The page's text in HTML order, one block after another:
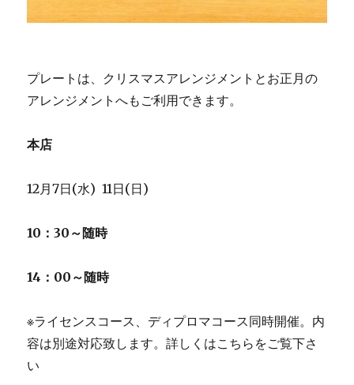
プレートは、クリスマスアレンジメントとお正月の
アレンジメントへもご利用できます。
本店
12月7日(水) 11日(日)
10：30～随時
14：00～随時
※ライセンスコース、ディプロマコース同時開催。内
容は別途対応致します。詳しくはこちらをご覧下さ
い